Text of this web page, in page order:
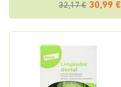
32,17 € 30,99 €